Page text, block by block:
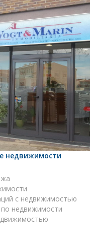
недвижимости
с недвижимостью
недвижимости